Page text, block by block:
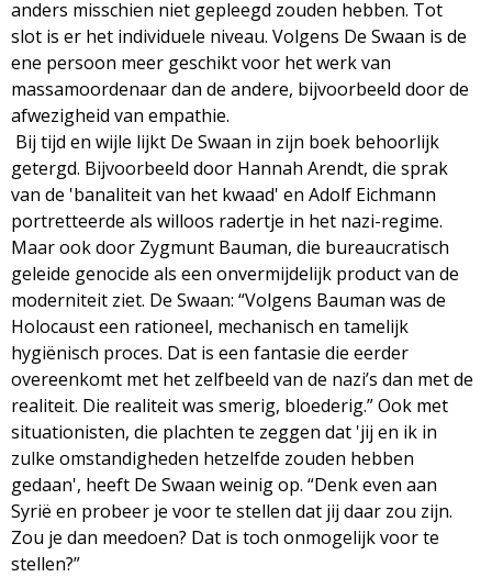
anders misschien niet gepleegd zouden hebben. Tot
slot is er het individuele niveau. Volgens De Swaan is de
ene persoon meer geschikt voor het werk van
massamoordenaar dan de andere, bijvoorbeeld door de
afwezigheid van empathie.
Bij tijd en wijle lijkt De Swaan in zijn boek behoorlijk
getergd. Bijvoorbeeld door Hannah Arendt, die sprak
van de 'banaliteit van het kwaad' en Adolf Eichmann
portretteerde als willoos radertje in het nazi-regime.
Maar ook door Zygmunt Bauman, die bureaucratisch
geleide genocide als een onvermijdelijk product van de
moderniteit ziet. De Swaan: “Volgens Bauman was de
Holocaust een rationeel, mechanisch en tamelijk
hygiënisch proces. Dat is een fantasie die eerder
overeenkomt met het zelfbeeld van de nazi’s dan met de
realiteit. Die realiteit was smerig, bloederig.” Ook met
situationisten, die plachten te zeggen dat 'jij en ik in
zulke omstandigheden hetzelfde zouden hebben
gedaan', heeft De Swaan weinig op. “Denk even aan
Syrië en probeer je voor te stellen dat jij daar zou zijn.
Zou je dan meedoen? Dat is toch onmogelijk voor te
stellen?”